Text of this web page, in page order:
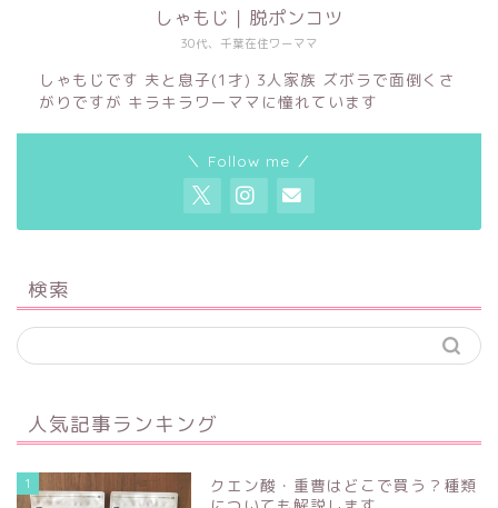
30代、千葉在住ワーママ
しゃもじ｜脱ポンコツ
しゃもじです 夫と息子(1才) 3人家族 ズボラで面倒くさ
がりですが キラキラワーママに憧れています
＼ Follow me ／
検索
人気記事ランキング
1
クエン酸・重曹はどこで買う？種類